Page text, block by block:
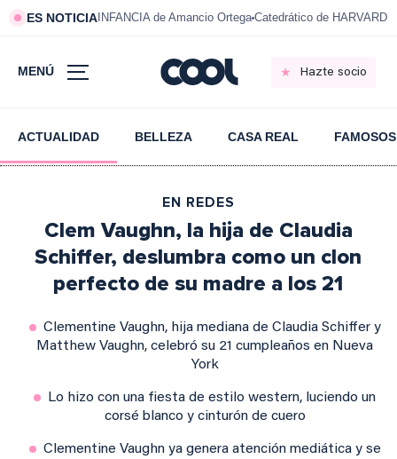
ES NOTICIA INFANCIA de Amancio Ortega Catedrático de HARVARD
MENÚ Hazte socio
ACTUALIDAD BELLEZA CASA REAL FAMOSOS
EN REDES
Clem Vaughn, la hija de Claudia
Schiffer, deslumbra como un clon
perfecto de su madre a los 21
Clementine Vaughn, hija mediana de Claudia Schiffer y
Matthew Vaughn, celebró su 21 cumpleaños en Nueva
York
Lo hizo con una fiesta de estilo western, luciendo un
corsé blanco y cinturón de cuero
Clementine Vaughn ya genera atención mediática y se